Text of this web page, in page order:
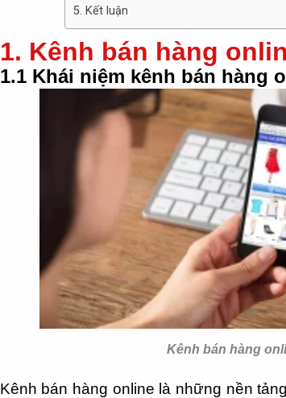
5. Kết luận
1. Kênh bán hàng
1.1 Khái niệm kênh bán hàng
Kênh bán hàng
Kênh bán hàng online là những nền